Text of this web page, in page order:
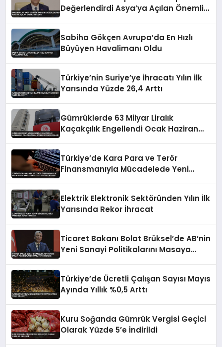
Değerlendirdi Asya’ya Açılan Önemli
Sabiha Gökçen Avrupa’da En Hızlı
Büyüyen Havalimanı Oldu
Türkiye’nin Suriye’ye İhracatı Yılın İlk
Yarısında Yüzde 26,4 Arttı
Gümrüklerde 63 Milyar Liralık
Kaçakçılık Engellendi Ocak Haziran
Türkiye’de Kara Para ve Terör
Finansmanıyla Mücadelede Yeni
Elektrik Elektronik Sektöründen Yılın İlk
Yarısında Rekor İhracat
Ticaret Bakanı Bolat Brüksel’de AB’nin
Yeni Sanayi Politikalarını Masaya
Türkiye’de Ücretli Çalışan Sayısı Mayıs
Ayında Yıllık %0,5 Arttı
Kuru Soğanda Gümrük Vergisi Geçici
Olarak Yüzde 5’e İndirildi